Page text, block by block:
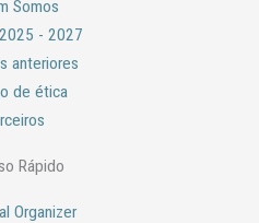
a
Somos
- 2027
anteriores
de ética
Rápido
Organizer